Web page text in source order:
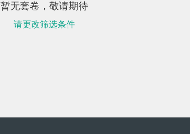
暂无套卷，敬请期待
请更改筛选条件